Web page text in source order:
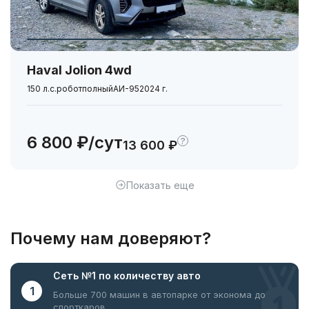
Haval Jolion 4wd
150 л.с.роботполныйАИ-952024 г.
6 800 ₽/сут13 600 ₽ ?
Показать еще
Почему нам доверяют?
1
Сеть №1 по количеству авто
Больше 700 машин в автопарке от эконома до